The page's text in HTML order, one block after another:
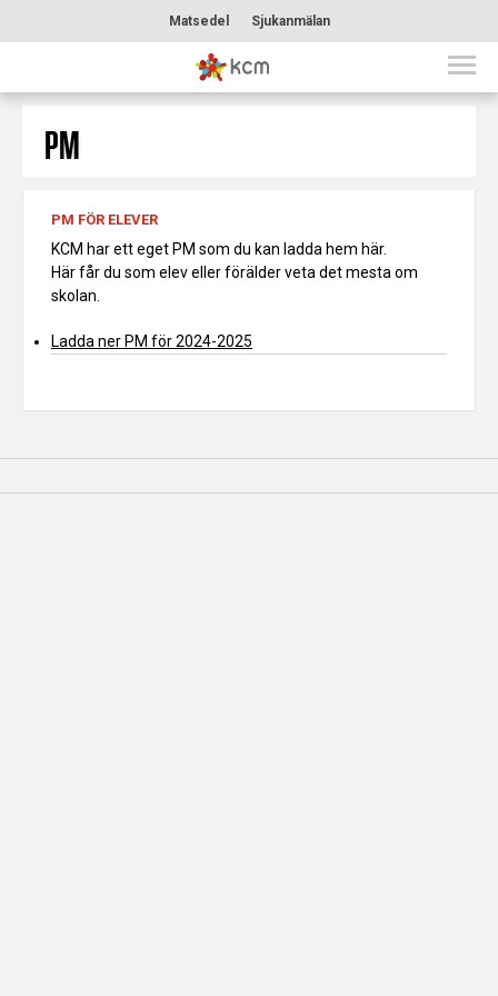
Matsedel Sjukanmälan
PM
PM FÖR ELEVER
KCM har ett eget PM som du kan ladda hem här.
Här får du som elev eller förälder veta det mesta om
skolan.
Ladda ner PM för 2024-2025